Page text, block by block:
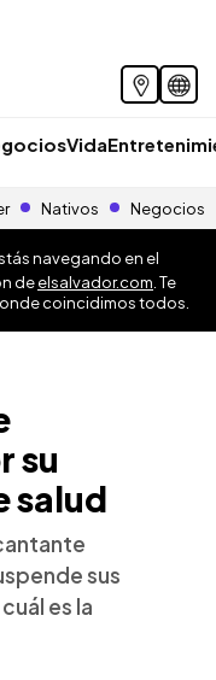
Vida
Nativos Negocios
navegando en el
deelsalvador.com . Te
coincidimos todos.
su
salud
sus
es la